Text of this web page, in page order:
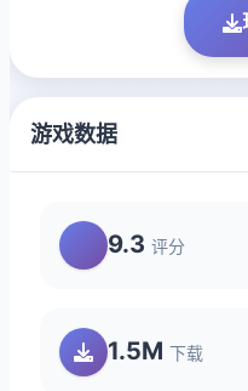
游戏数据
9.3 评分
1.5M 下载